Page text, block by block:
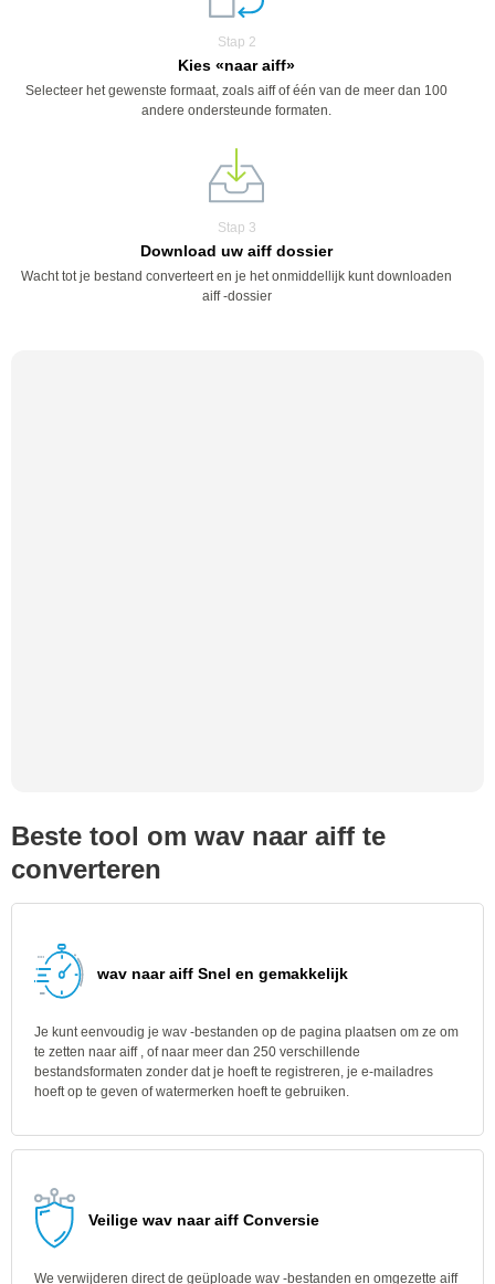
Stap 2
Kies «naar aiff»
Selecteer het gewenste formaat, zoals aiff of één van de meer dan 100
andere ondersteunde formaten.
Stap 3
Download uw aiff dossier
Wacht tot je bestand converteert en je het onmiddellijk kunt downloaden
aiff -dossier
Beste tool om wav naar aiff te
converteren
wav naar aiff Snel en gemakkelijk
Je kunt eenvoudig je wav -bestanden op de pagina plaatsen om ze om
te zetten naar aiff , of naar meer dan 250 verschillende
bestandsformaten zonder dat je hoeft te registreren, je e-mailadres
hoeft op te geven of watermerken hoeft te gebruiken.
Veilige wav naar aiff Conversie
We verwijderen direct de geüploade wav -bestanden en omgezette aiff